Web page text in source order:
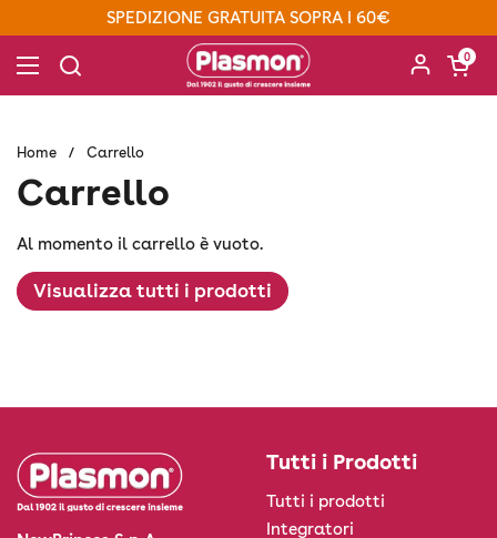
Passa ai contenutiSPEDIZIONE GRATUITA SOPRA I 60€
Apri menu
Apri
0
Home / Carrello
Carrello
Al momento il carrello è vuoto.
Visualizza tutti i prodotti
Tutti i Prodotti
Tutti i prodotti
Integratori